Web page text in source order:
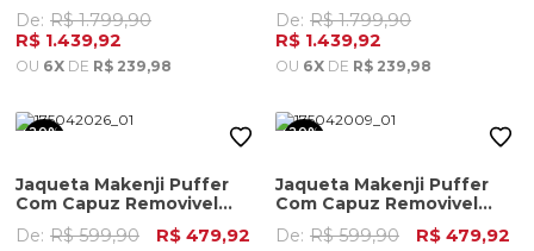
De: R$ 1.799,90
R$ 1.439,92
OU 6X DE R$ 239,98
De: R$ 1.799,90
R$ 1.439,92
OU 6X DE R$ 239,98
20%
Jaqueta Makenji Puffer
Com Capuz Removivel
Masculina Azul Marinho
De: R$ 599,90 R$ 479,92
20%
Jaqueta Makenji Puffer
Com Capuz Removivel
Masculina Cinza Grafite
De: R$ 599,90 R$ 479,92